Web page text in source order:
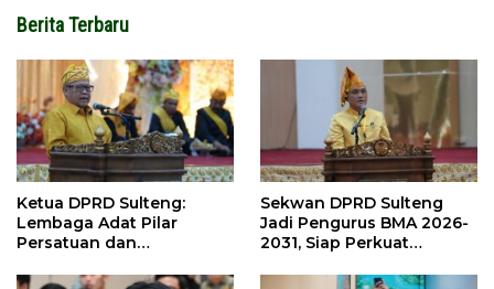
Berita Terbaru
Ketua DPRD Sulteng:
Lembaga Adat Pilar
Persatuan dan
Sekwan DPRD Sulteng
Jadi Pengurus BMA 2026-
2031, Siap Perkuat